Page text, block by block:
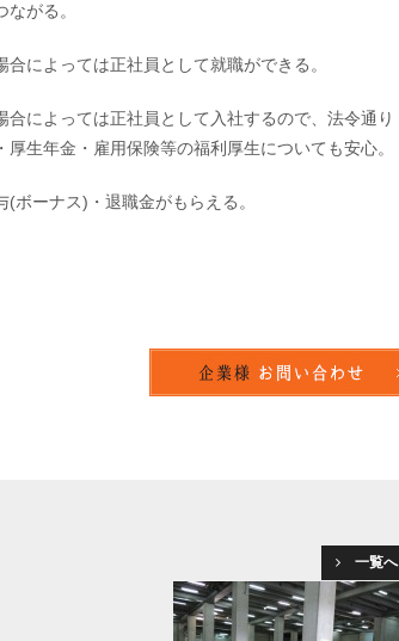
がる。
によっては正社員として就職ができる。
によっては正社員として入社するので、法令通り
厚生年金・雇用保険等の福利厚生についても安心。
ボーナス)・退職金がもらえる。
一覧へ